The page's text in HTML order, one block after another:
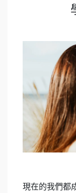
現在的我們都